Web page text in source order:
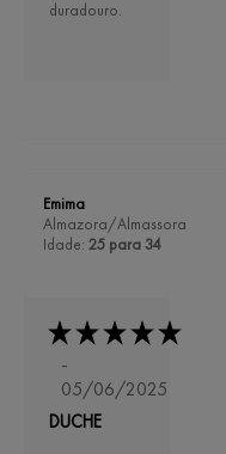
duradouro.
Emima
Almazora/Almassora
Idade: 25 para 34
-
05/06/2025
DUCHE